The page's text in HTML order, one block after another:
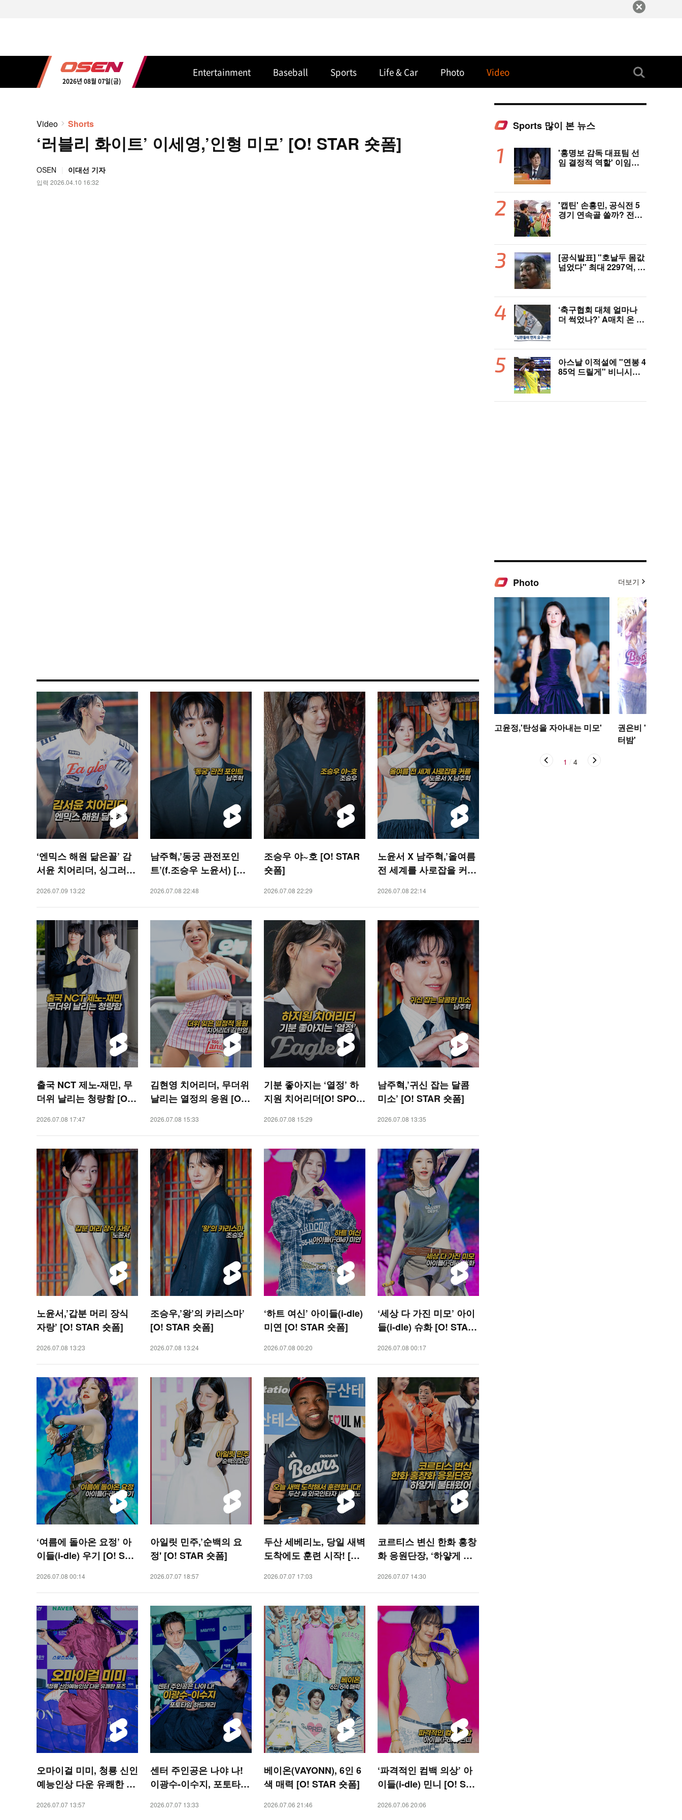
2026년 08월 07일(금)
Entertainment Baseball Sports Life & Car Photo Video
Video Shorts
‘러블리 화이트’ 이세영,’인형 미모’ [O! STAR 숏폼]
OSEN 이대선 기자
입력 2026.04.10 16:32
‘엔믹스 해원 닮은꼴’ 감
서윤 치어리더, 싱그러운
2026.07.09 13:22
남주혁,’동궁 관전포인
트’(f.조승우 노윤서) [O!
2026.07.08 22:48
조승우 야~호 [O! STAR
숏폼]
2026.07.08 22:29
노윤서 X 남주혁,’올여름
전 세계를 사로잡을 커플’
2026.07.08 22:14
출국 NCT 제노-재민, 무
더위 날리는 청량함 [O!
2026.07.08 17:47
김현영 치어리더, 무더위
날리는 열정의 응원 [O!
2026.07.08 15:33
기분 좋아지는 ‘열정’ 하
지원 치어리더[O! SPOR
2026.07.08 15:29
남주혁,’귀신 잡는 달콤
미소’ [O! STAR 숏폼]
2026.07.08 13:35
노윤서,’갑분 머리 장식
자랑’ [O! STAR 숏폼]
2026.07.08 13:23
조승우,’왕’의 카리스마’
[O! STAR 숏폼]
2026.07.08 13:24
‘하트 여신’ 아이들(i-dle)
미연 [O! STAR 숏폼]
2026.07.08 00:20
‘세상 다 가진 미모’ 아이
들(i-dle) 슈화 [O! STAR
2026.07.08 00:17
‘여름에 돌아온 요정’ 아
이들(i-dle) 우기 [O! STA
2026.07.08 00:14
아일릿 민주,’순백의 요
정' [O! STAR 숏폼]
2026.07.07 18:57
두산 세베리노, 당일 새벽
도착에도 훈련 시작! [O!
2026.07.07 17:03
코르티스 변신 한화 홍창
화 응원단장, ‘하얗게 불
폼]
2026.07.07 14:30
오마이걸 미미, 청룡 신인
예능인상 다운 유쾌한 포
2026.07.07 13:57
센터 주인공은 나야 나!
이광수-이수지, 포토타임
폼]
2026.07.07 13:33
베이온(VAYONN), 6인 6
색 매력 [O! STAR 숏폼]
2026.07.06 21:46
‘파격적인 컴백 의상’ 아
이들(i-dle) 민니 [O! STA
2026.07.06 20:06
Sports 많이 본 뉴스
'홍명보 감독 대표팀 선
임 결정적 역할' 이임생
와 법정 공방 나선다
'캡틴' 손흥민, 공식전 5
경기 연속골 쏠까? 전반
1 전반 종료
[공식발표] "호날두 몸값
넘었다" 최대 2297억, 초
다..."구단 역사상 가장
비싼 영입"
‘축구협회 대체 얼마나
더 썩었나?’ A매치 온 외
않겠나?”
아스날 이적설에 "연봉 4
85억 드릴게" 비니시우
Photo 더보기
고윤정,'탄성을 자아내는 미모'
권은비 '야구장
터밤'
1 4